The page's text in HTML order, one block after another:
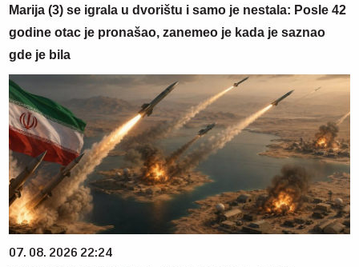
Marija (3) se igrala u dvorištu i samo je nestala: Posle 42
godine otac je pronašao, zanemeo je kada je saznao
gde je bila
07. 08. 2026 22:24